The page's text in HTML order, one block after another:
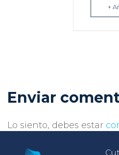
+
Enviar
Lo siento, debes estar